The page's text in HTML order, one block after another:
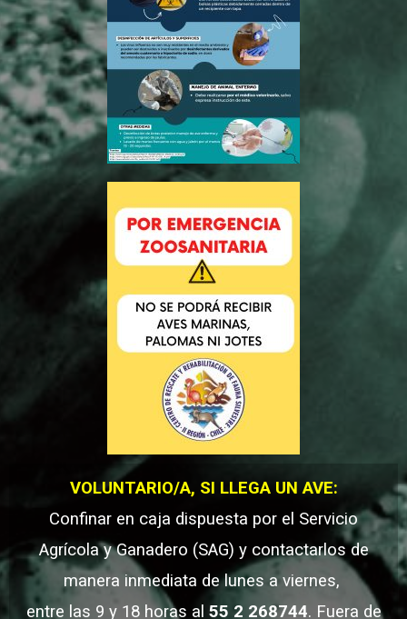
VOLUNTARIO/A, SI LLEGA UN AVE:
Confinar en caja dispuesta por el Servicio
Agrícola y Ganadero (SAG) y contactarlos de
manera inmediata de lunes a viernes,
entre las 9 y 18 horas al 55 2 268744. Fuera de